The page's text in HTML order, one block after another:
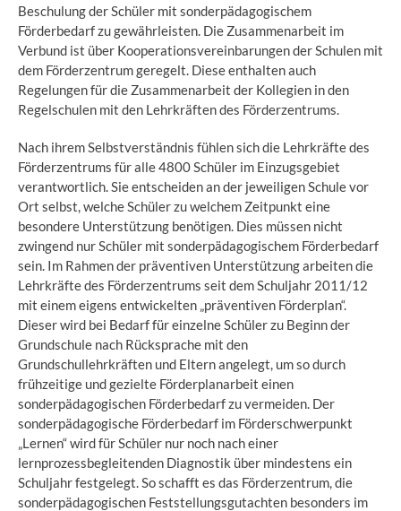
Beschulung der Schüler mit sonderpädagogischem
Förderbedarf zu gewährleisten. Die Zusammenarbeit im
Verbund ist über Kooperationsvereinbarungen der Schulen mit
dem Förderzentrum geregelt. Diese enthalten auch
Regelungen für die Zusammenarbeit der Kollegien in den
Regelschulen mit den Lehrkräften des Förderzentrums.
Nach ihrem Selbstverständnis fühlen sich die Lehrkräfte des
Förderzentrums für alle 4800 Schüler im Einzugsgebiet
verantwortlich. Sie entscheiden an der jeweiligen Schule vor
Ort selbst, welche Schüler zu welchem Zeitpunkt eine
besondere Unterstützung benötigen. Dies müssen nicht
zwingend nur Schüler mit sonderpädagogischem Förderbedarf
sein. Im Rahmen der präventiven Unterstützung arbeiten die
Lehrkräfte des Förderzentrums seit dem Schuljahr 2011/12
mit einem eigens entwickelten „präventiven Förderplan“.
Dieser wird bei Bedarf für einzelne Schüler zu Beginn der
Grundschule nach Rücksprache mit den
Grundschullehrkräften und Eltern angelegt, um so durch
frühzeitige und gezielte Förderplanarbeit einen
sonderpädagogischen Förderbedarf zu vermeiden. Der
sonderpädagogische Förderbedarf im Förderschwerpunkt
„Lernen“ wird für Schüler nur noch nach einer
lernprozessbegleitenden Diagnostik über mindestens ein
Schuljahr festgelegt. So schafft es das Förderzentrum, die
sonderpädagogischen Feststellungsgutachten besonders im